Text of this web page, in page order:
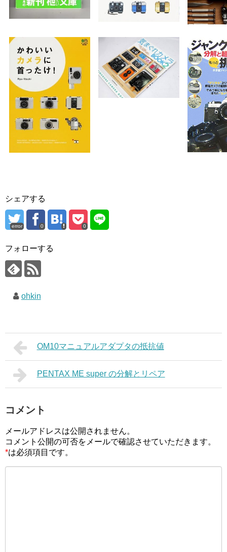
シェアする
error 0 0
フォローする
ohkin
OM10マニュアルアダプタの抵抗値
PENTAX ME super の分解とリペア
コメント
メールアドレスは公開されません。
コメント公開の可否をメールで確認させていただきます。
*は必須項目です。